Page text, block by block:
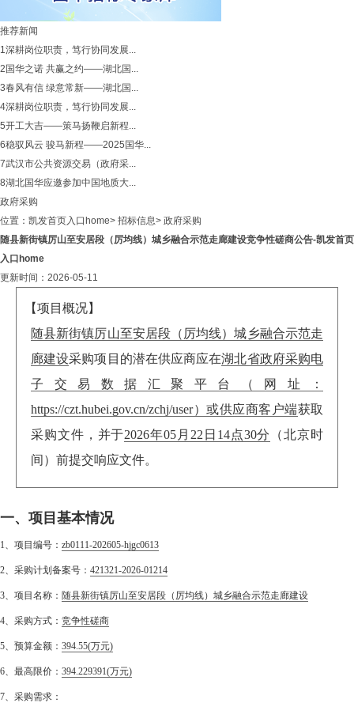
推荐新闻
1深耕岗位职责，笃行协同发展...
2 国华之诺 共赢之约——湖北国...
3春风有信 绿意常新——湖北国...
4深耕岗位职责，笃行协同发展...
5开工大吉——策马扬鞭启新程...
6稳驭风云 骏马新程——2025国华...
7武汉市公共资源交易（政府采...
8湖北国华应邀参加中国地质大...
政府采购
位置： 凯发首页入口home> 招标信息> 政府采购
随县新街镇厉山至安居段（厉均线）城乡融合示范走廊建设竞争性磋商公告-凯发首页
入口home
更新时间：2026-05-11
【项目概况】
随县新街镇厉山至安居段（厉均线）城乡融合示范走
廊建设采购项目的潜在供应商应在湖北省政府采购电
子交易数据汇聚平台（网址：
https://czt.hubei.gov.cn/zchj/user）或供应商客户端获取
采购文件，并于2026年05月22日14点30分
（北京时
间）前提交响应文件。
一、项目基本情况
1、项目编号： zb0111-202605-hjgc0613
2、采购计划备案号： 421321-2026-01214
3、项目名称： 随县新街镇厉山至安居段（厉均线）城乡融合示范走廊建设
4、采购方式： 竞争性磋商
5、预算金额： 394.55(万元)
6、最高限价： 394.229391(万元)
7、采购需求：